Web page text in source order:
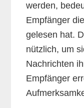
werden,
Empfänger
gelesen hat.
nützlich, um
Nachrichten
Empfänger